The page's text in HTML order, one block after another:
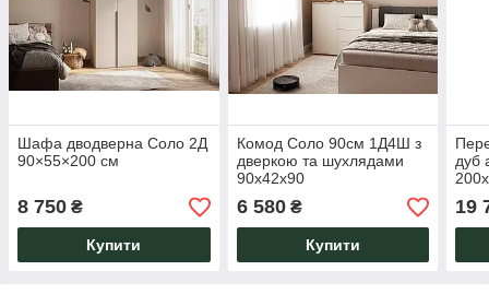
Шафа дводверна Соло 2Д
90×55×200 см
8 750 ₴
Купити
Комод Соло 90см 1Д4Ш з
дверкою та шухлядами
90х42х90
6 580₴
Купити
дуб
19